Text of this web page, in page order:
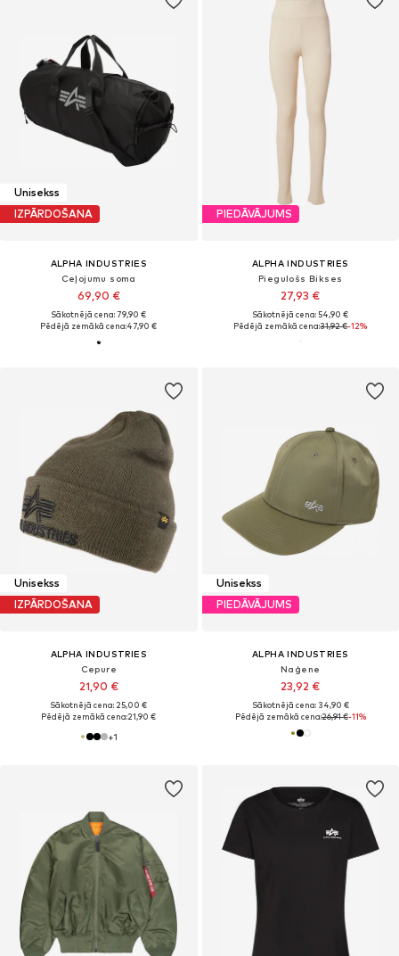
Unisekss
IZPĀRDOŠANA
ALPHA INDUSTRIES
Ceļojumu soma
69,90 €
Sākotnējā cena: 79,90 €
Pēdējā zemākā cena:47,90 €
PIEDĀVĀJUMS
ALPHA INDUSTRIES
Piegulošs Bikses
27,93 €
Sākotnējā cena: 54,90 €
Pēdējā zemākā cena:31,92 €-12%
Unisekss
IZPĀRDOŠANA
ALPHA INDUSTRIES
Cepure
21,90 €
Sākotnējā cena: 25,00 €
Pēdējā zemākā cena:21,90 €
+1
Unisekss
PIEDĀVĀJUMS
ALPHA INDUSTRIES
Naģene
23,92 €
Sākotnējā cena: 34,90 €
Pēdējā zemākā cena:26,91 €-11%